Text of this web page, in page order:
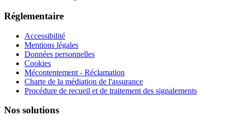
Réglementaire
Accessibilité
Mentions légales
Données personnelles
Cookies
Mécontentement - Réclamation
Charte de la médiation de l'assurance
Procédure de recueil et de traitement des signalements
Nos solutions